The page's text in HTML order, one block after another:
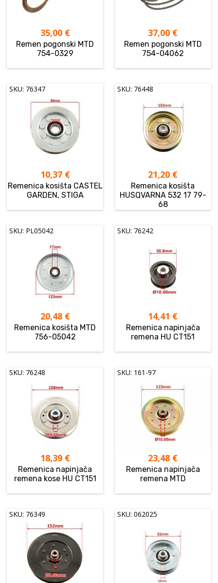
35,00 €
Remen pogonski MTD
754-0329
37,00 €
Remen pogonski MTD
754-04062
SKU: 76347
10,37 €
Remenica kosišta CASTEL
GARDEN, STIGA
SKU: 76448
21,20 €
Remenica kosišta
HUSQVARNA 532 17 79-
68
SKU: PL05042
20,48 €
Remenica kosišta MTD
756-05042
SKU: 76242
14,41 €
Remenica napinjača
remena HU CT151
SKU: 76248
18,39 €
Remenica napinjača
remena kose HU CT151
SKU: 161-97
23,48 €
Remenica napinjača
remena MTD
SKU: 76349 SKU: 062025